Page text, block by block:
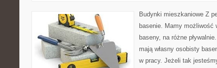
Budynki mieszkaniowe Z
basenie. Mamy możliwość
baseny, na różne
mają własny osobisty
w pracy. Jeżeli tak